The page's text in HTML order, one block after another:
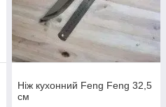
Ніж кухонний Feng Feng 32,5
см